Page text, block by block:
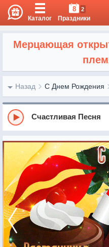
Каталог
8 2
Праздники
Мерцающая
Назад С Днем Рождения
Счастливая Песня